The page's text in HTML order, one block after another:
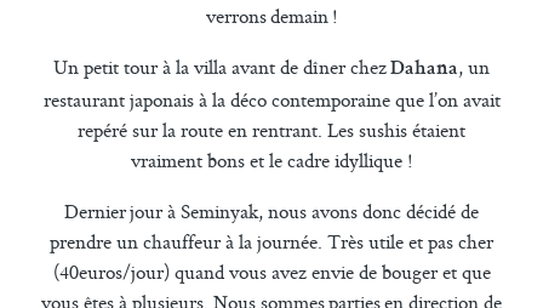
verrons demain !
Un petit tour à la villa avant de dîner chezDahana, un
restaurant japonais à la déco contemporaine que l’on avait
repéré sur la route en rentrant. Les sushis étaient
vraiment bons et le cadre idyllique !
Dernier jour à Seminyak, nous avons donc décidé de
prendre un chauffeur à la journée. Très utile et pas cher
(40euros/jour) quand vous avez envie de bouger et que
vous êtes à plusieurs. Nous sommes parties en direction de